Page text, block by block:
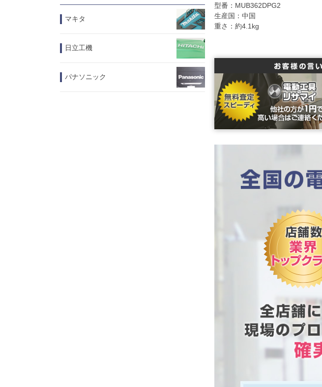
マキタ
日立工機
パナソニック
型番：MUB362DPG2
生産国：中国
重さ：約4.1kg